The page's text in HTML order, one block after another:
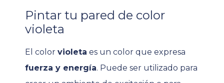
Pintar tu pared de color
violeta
El color violeta es un color que expresa
fuerza y energía. Puede ser utilizado para